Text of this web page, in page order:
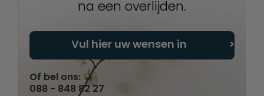
na een overlijden.
Vul hier uw wensen in
Of bel ons:
088 - 848 82 27